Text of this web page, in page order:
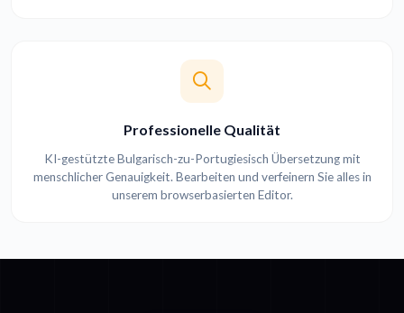
Professionelle Qualität
KI-gestützte Bulgarisch-zu-Portugiesisch Übersetzung mit
menschlicher Genauigkeit. Bearbeiten und verfeinern Sie alles in
unserem browserbasierten Editor.